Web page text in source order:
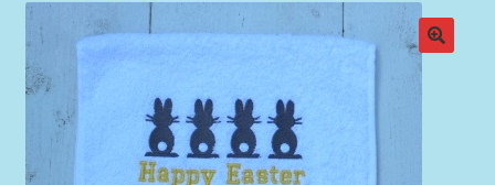
Winkelmand
Voorwaarden